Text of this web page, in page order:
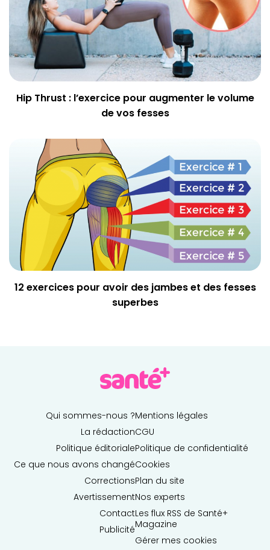
Hip Thrust : l’exercice pour augmenter le volume
de vos fesses
12 exercices pour avoir des jambes et des fesses
superbes
Qui sommes-nous ?
La rédaction
Politique éditoriale
Ce que nous avons changé
Corrections
Avertissement
Contact
Publicité
Mentions légales
CGU
Politique de confidentialité
Cookies
Plan du site
Nos experts
Les flux RSS de Santé+
Magazine
Gérer mes cookies